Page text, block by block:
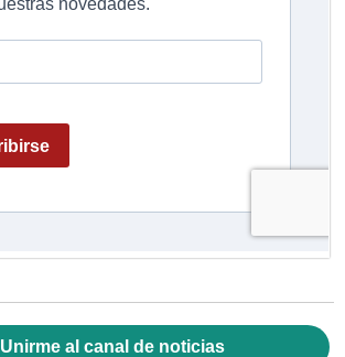
Unirme al canal de noticias